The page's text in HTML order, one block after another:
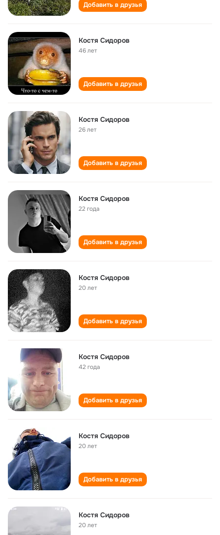
Добавить в друзья
Костя Сидоров
46 лет
Добавить в друзья
Костя Сидоров
26 лет
Добавить в друзья
Костя Сидоров
22 года
Добавить в друзья
Костя Сидоров
20 лет
Добавить в друзья
Костя Сидоров
42 года
Добавить в друзья
Костя Сидоров
20 лет
Добавить в друзья
Костя Сидоров
20 лет